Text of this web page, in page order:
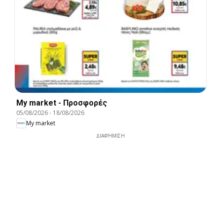
My market - Προσφορές
05/08/2026- 18/08/2026
My market
ΔΙΑΦΉΜΙΣΗ